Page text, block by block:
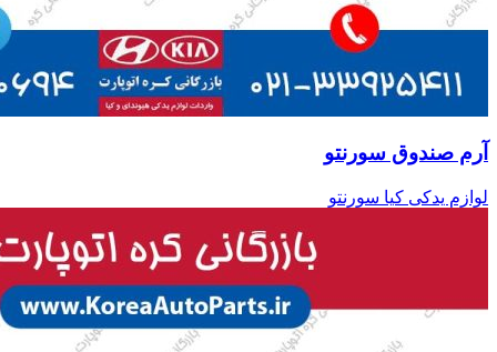
آرم صندوق سورنتو
لوازم یدکی کیا سورنتو